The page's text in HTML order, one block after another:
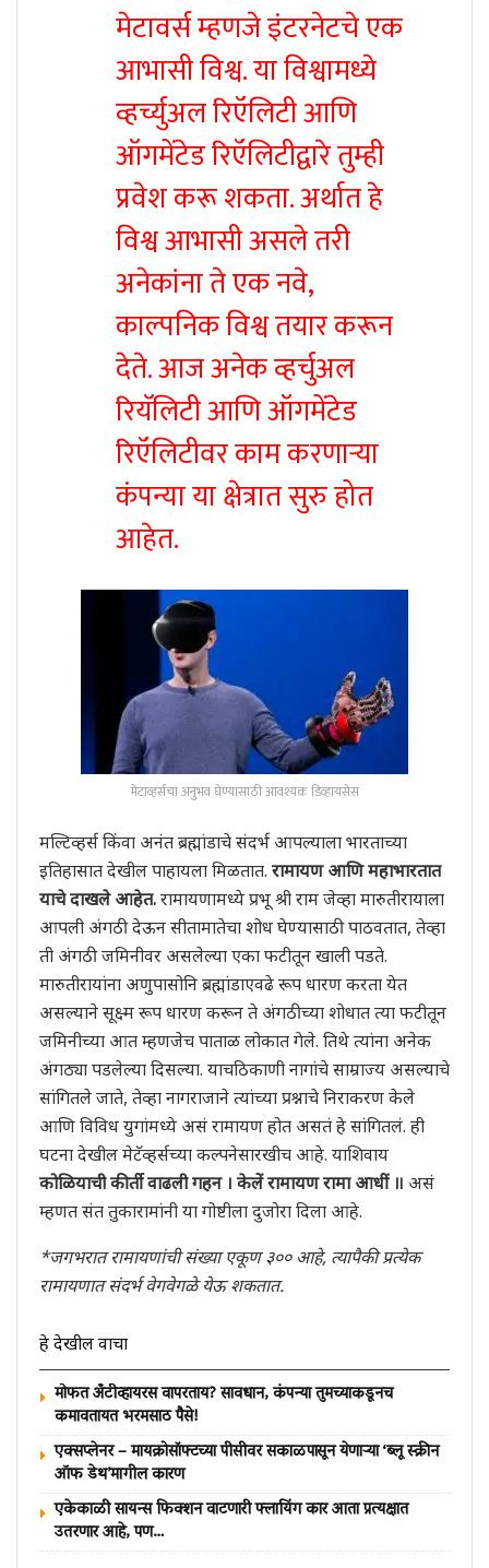
मेटावर्स म्हणजे इंटरनेटचे एक
आभासी विश्व. या विश्वामध्ये
व्हर्च्युअल रिऍलिटी आणि
ऑगमेंटेड रिऍलिटीद्वारे तुम्ही
प्रवेश करू शकता. अर्थात हे
विश्व आभासी असले तरी
अनेकांना ते एक नवे,
काल्पनिक विश्व तयार करून
देते. आज अनेक व्हर्चुअल
रियॅलिटी आणि ऑगमेंटेड
रिऍलिटीवर काम करणाऱ्या
कंपन्या या क्षेत्रात सुरु होत
आहेत.
मेटाव्हर्सचा अनुभव घेण्यासाठी आवश्यक डिव्हायसेस
मल्टिव्हर्स किंवा अनंत ब्रह्मांडाचे संदर्भ आपल्याला भारताच्या
इतिहासात देखील पाहायला मिळतात. रामायण आणि महाभारतात
याचे दाखले आहेत.रामायणामध्ये प्रभू श्री राम जेव्हा मारुतीरायाला
आपली अंगठी देऊन सीतामातेचा शोध घेण्यासाठी पाठवतात, तेव्हा
ती अंगठी जमिनीवर असलेल्या एका फटीतून खाली पडते.
मारुतीरायांना अणुपासोनि ब्रह्मांडाएवढे रूप धारण करता येत
असल्याने सूक्ष्म रूप धारण करून ते अंगठीच्या शोधात त्या फटीतून
जमिनीच्या आत म्हणजेच पाताळ लोकात गेले. तिथे त्यांना अनेक
अंगठ्या पडलेल्या दिसल्या. याचठिकाणी नागांचे साम्राज्य असल्याचे
सांगितले जाते, तेव्हा नागराजाने त्यांच्या प्रश्नाचे निराकरण केले
आणि विविध युगांमध्ये असं रामायण होत असतं हे सांगितलं. ही
घटना देखील मेटॅव्हर्सच्या कल्पनेसारखीच आहे. याशिवाय
कोळियाची कीर्ती वाढली गहन । केलें रामायण रामा आधीं ॥ असं
म्हणत संत तुकारामांनी या गोष्टीला दुजोरा दिला आहे.
*जगभरात रामायणांची संख्या एकूण ३०० आहे, त्यापैकी प्रत्येक
रामायणात संदर्भ वेगवेगळे येऊ शकतात.
हे देखील वाचा
मोफत अँटीव्हायरस वापरताय? सावधान, कंपन्या तुमच्याकडूनच
कमावतायत भरमसाठ पैसे!
एक्सप्लेनर – मायक्रोसॉफ्टच्या पीसीवर सकाळपासून येणाऱ्या ‘ब्लू स्क्रीन
ऑफ डेथ’मागील कारण
एकेकाळी सायन्स फिक्शन वाटणारी फ्लायिंग कार आता प्रत्यक्षात
उतरणार आहे, पण…